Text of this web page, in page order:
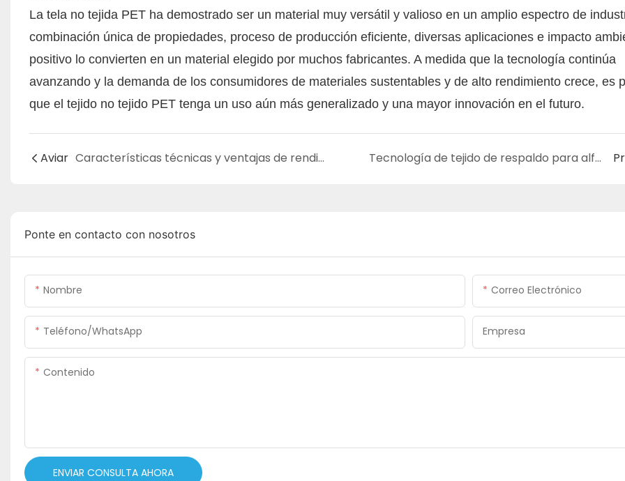
La tela no tejida PET ha demostrado ser un material muy versátil y valioso en un amplio espectro de
combinación única de propiedades, proceso de producción eficiente, diversas aplicaciones e impacto
positivo lo convierten en un material elegido por muchos fabricantes. A medida que la tecnología continúa
avanzando y la demanda de los consumidores de materiales sustentables y de alto rendimiento crece, es
que el tejido no tejido PET tenga un uso aún más generalizado y una mayor innovación en el futuro.
Aviar Características técnicas y ventajas de rendimiento de la tela no tejida spunbond de Yuzhimu Tecnología de tejido de respaldo para alfombras Yuzhimu: mejora la resistencia y estabilidad de las alfombras
Ponte en contacto con nosotros
Nombre Correo Electrónico
Teléfono/WhatsApp Empresa
Contenido
ENVIAR CONSULTA AHORA